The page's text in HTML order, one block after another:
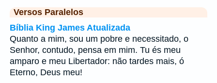
Versos Paralelos
Bíblia King James Atualizada
Quanto a mim, sou um pobre e necessitado, o
Senhor, contudo, pensa em mim. Tu és meu
amparo e meu Libertador: não tardes mais, ó
Eterno, Deus meu!